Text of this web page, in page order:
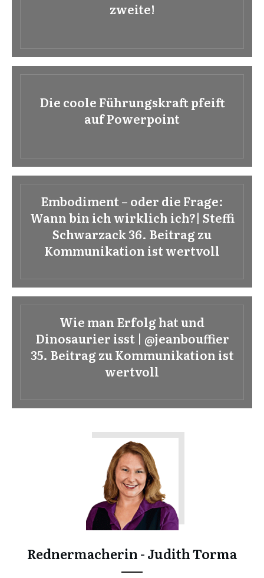
zweite!
Die coole Führungskraft pfeift
auf Powerpoint
Embodiment – oder die Frage:
Wann bin ich wirklich ich?| Steffi
Schwarzack 36. Beitrag zu
Kommunikation ist wertvoll
Wie man Erfolg hat und
Dinosaurier isst | @jeanbouffier
35. Beitrag zu Kommunikation ist
wertvoll
Rednermacherin - Judith Torma